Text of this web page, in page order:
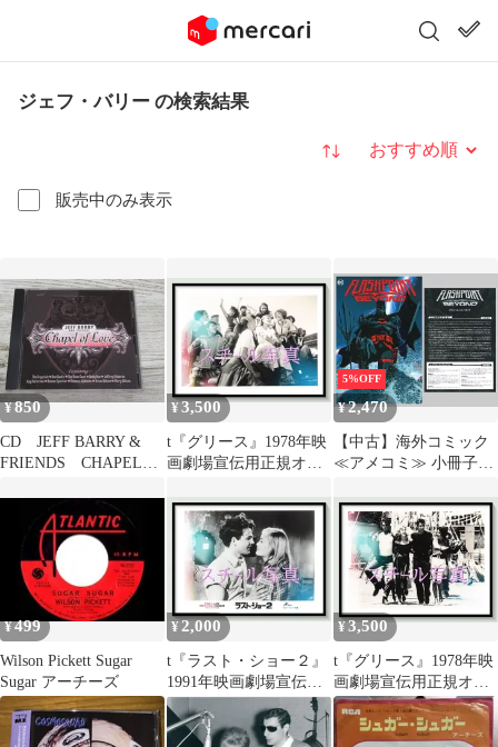
ジェフ・バリー の検索結果
販売中のみ表示
並び替え
¥850
CD JEFF BARRY &
FRIENDS CHAPEL
スペクター ブライア
ン・ウィルソン クリス
タルズ 他
¥3,500
t『グリース』1978年映
画劇場宣伝用正規オリ
pt006741 ランダル・
クレイザー ジョン・ト
ラヴォルタ オリヴィ
ア・ニュートン＝ジョ
ン ジェフ・コナウェイ
ストッカード・チャニ
ング
5%OFF
¥2,470
【中古】海外コミック
≪アメコミ≫ 小冊子
ト・ビヨンド / ジェ
フ・ジョーンズ
¥499
Wilson Pickett Sugar
Sugar アーチーズ
¥2,000
t『ラスト・ショー２』
1991年映画劇場宣伝用
正規オリジナルスチー
ル写真 pt005297 ピ
¥ 3,500
t『グリース』1978年映
画劇場宣伝用正規オリ
ジナルスチール写真
pt006743 ランダル・